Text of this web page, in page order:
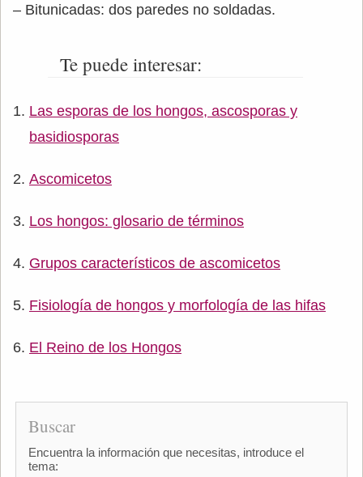
– Bitunicadas: dos paredes no soldadas.
Te puede interesar:
Las esporas de los hongos, ascosporas y
basidiosporas
Ascomicetos
Los hongos: glosario de términos
Grupos característicos de ascomicetos
Fisiología de hongos y morfología de las hifas
El Reino de los Hongos
Buscar
Encuentra la información que necesitas, introduce el
tema: